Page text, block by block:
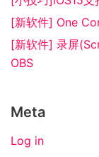
[新软件] One
[新软件] 录屏
OBS
Meta
Log in